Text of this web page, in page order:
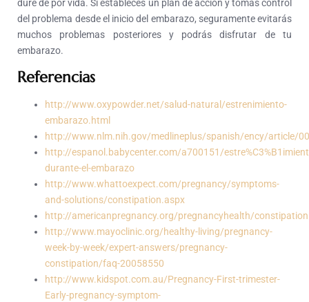
dure de por vida. Si estableces un plan de acción y tomas control
del problema desde el inicio del embarazo, seguramente evitarás
muchos problemas posteriores y podrás disfrutar de tu
embarazo.
Referencias
http://www.oxypowder.net/salud-natural/estrenimiento-
embarazo.html
http://www.nlm.nih.gov/medlineplus/spanish/ency/article/
http://espanol.babycenter.com/a700151/
durante-el-embarazo
http://www.whattoexpect.com/pregnancy/symptoms-
and-solutions/constipation.aspx
http://americanpregnancy.org/pregnancyhealth/
http://www.mayoclinic.org/healthy-living/pregnancy-
week-by-week/expert-answers/pregnancy-
constipation/faq-20058550
http://www.kidspot.com.au/Pregnancy-First-trimester-
Early-pregnancy-symptom-